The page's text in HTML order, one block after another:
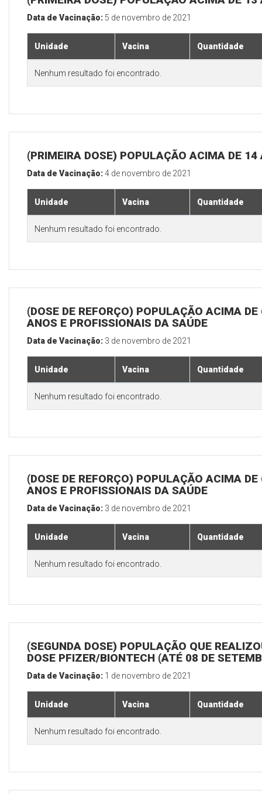
Data de Vacinação: 5 de novembro de 2021
Unidade Vacina Quantidade
Nenhum resultado foi encontrado.
(PRIMEIRA DOSE) POPULAÇÃO ACIMA DE 14
Data de Vacinação:4 de novembro de 2021
Unidade Vacina Quantidade
Nenhum resultado foi encontrado.
(DOSE DE REFORÇO) POPULAÇÃO ACIMA DE
ANOS E PROFISSIONAIS DA SAÚDE
Data de Vacinação: 3 de novembro de 2021
Unidade Vacina Quantidade
Nenhum resultado foi encontrado.
(DOSE DE REFORÇO) POPULAÇÃO ACIMA DE
ANOS E PROFISSIONAIS DA SAÚDE
Data de Vacinação: 3 de novembro de 2021
Unidade Vacina Quantidade
Nenhum resultado foi encontrado.
(SEGUNDA DOSE) POPULAÇÃO QUE
DOSE PFIZER/BIONTECH (ATÉ 08 DE
Data de Vacinação: 1 de novembro de 2021
Unidade Vacina Quantidade
Nenhum resultado foi encontrado.